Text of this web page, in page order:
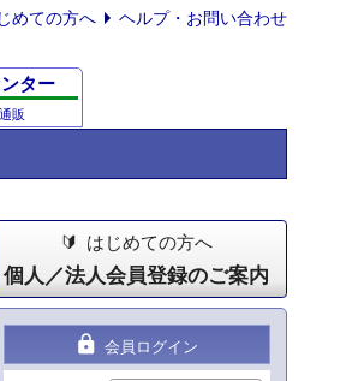
めての方へ ヘルプ・お問い合わせ
ター
販
はじめての方へ
個人／法人会員登録のご案内
lock 会員ログイン